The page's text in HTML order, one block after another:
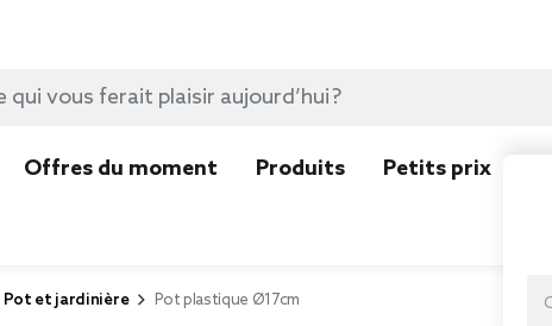
Offres du moment Produits Petits prix
Pot et jardinière Pot plastique Ø17cm